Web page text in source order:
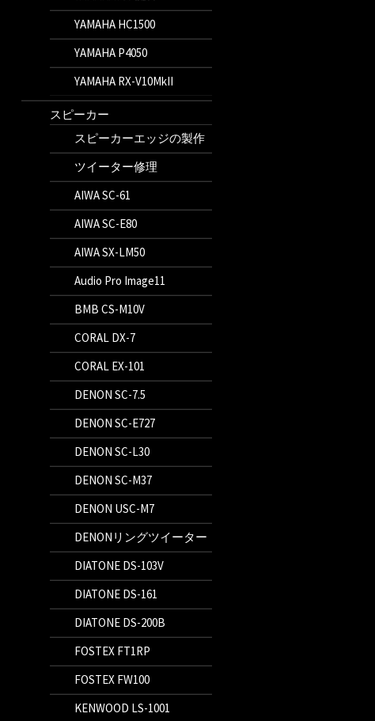
YAMAHA HC1500
YAMAHA P4050
YAMAHA RX-V10MkII
スピーカー
スピーカーエッジの製作
ツイーター修理
AIWA SC-61
AIWA SC-E80
AIWA SX-LM50
Audio Pro Image11
BMB CS-M10V
CORAL DX-7
CORAL EX-101
DENON SC-7.5
DENON SC-E727
DENON SC-L30
DENON SC-M37
DENON USC-M7
DENONリングツイーター
DIATONE DS-103V
DIATONE DS-161
DIATONE DS-200B
FOSTEX FT1RP
FOSTEX FW100
KENWOOD LS-1001